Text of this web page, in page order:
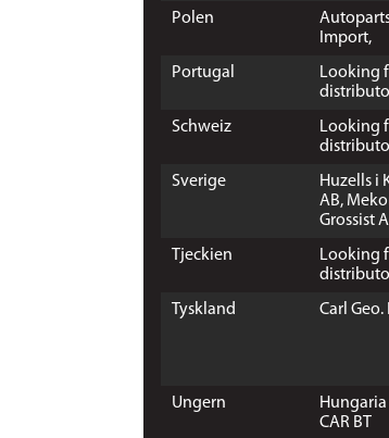
Polen
Import,
Portugal
Looking
Schweiz
Looking
Sverige
Huzells i
AB,
Grossist
Tjeckien
Looking
Tyskland
Carl Geo.
Ungern
Hungaria
CAR BT